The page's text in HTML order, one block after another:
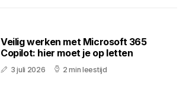
Veilig werken met Microsoft 365
Copilot: hier moet je op letten
3 juli 2026 2 min leestijd